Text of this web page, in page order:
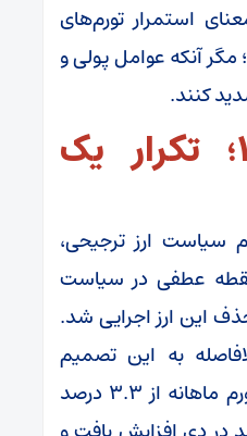
استمرار تورم‌های
مگر آنکه عوامل پولی و
کنند.
دی‌ماه ۱۴۰۴؛ تکرار یک
سیاست ارز ترجیحی،
دیگر نقطه عطفی در سیاست
این ارز اجرایی شد.
به این تصمیم
واکنش نشان دادند. تورم ماهانه از ۳.۳ درصد